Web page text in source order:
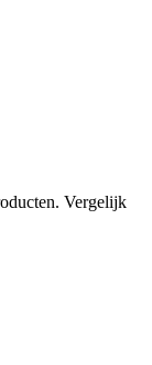
Vergelijk